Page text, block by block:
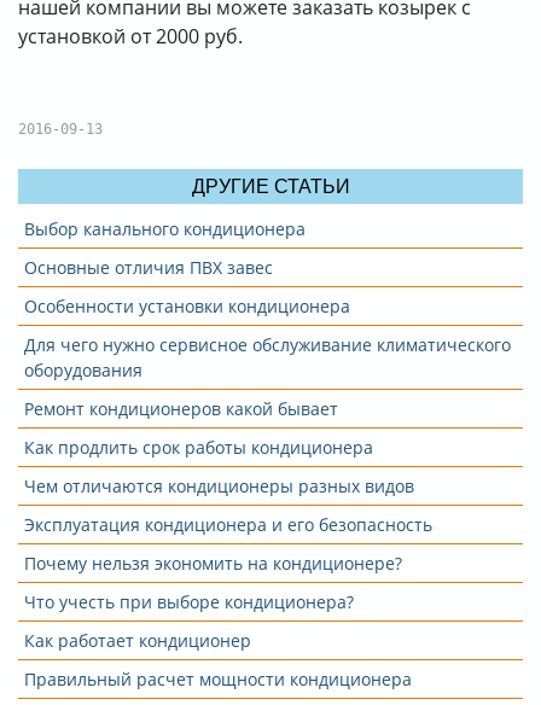
нашей компании вы можете заказать козырек с
установкой от 2000 руб.
2016-09-13
ДРУГИЕ СТАТЬИ
Выбор канального кондиционера
Основные отличия ПВХ завес
Особенности установки кондиционера
Для чего нужно сервисное обслуживание климатического
оборудования
Ремонт кондиционеров какой бывает
Как продлить срок работы кондиционера
Чем отличаются кондиционеры разных видов
Эксплуатация кондиционера и его безопасность
Почему нельзя экономить на кондиционере?
Что учесть при выборе кондиционера?
Как работает кондиционер
Правильный расчет мощности кондиционера